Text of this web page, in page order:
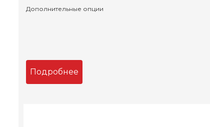
Дополнительные опции
Подробнее